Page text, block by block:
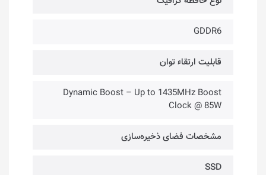
GDDR6
قابلیت ارتقاء توان
Dynamic Boost – Up to 1435MHz Boost
Clock @ 85W
مشخصات فضای ذخیره‌سازی
SSD